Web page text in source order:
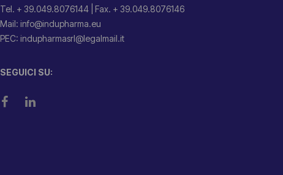
Tel. + 39.049.8076144
Fax. + 39.049.8076146
Mail: info@indupharma.eu
PEC: indupharmasrl@legalmail.it
SEGUICI SU: